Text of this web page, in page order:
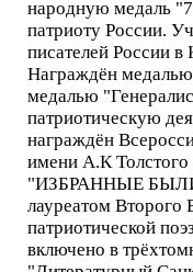
народную медаль
патриоту России.
писателей России в
Награждён
медалью
патриотическую
награждён
имени А.К
"ИЗБРАННЫЕ
лауреатом Второго
патриотической
включено в